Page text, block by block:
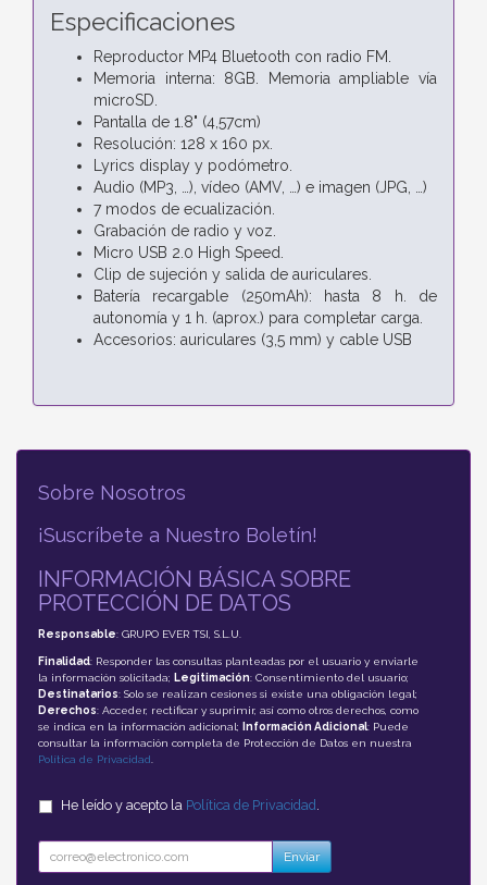
Especificaciones
Reproductor MP4 Bluetooth con radio FM.
Memoria interna: 8GB. Memoria ampliable vía
microSD.
Pantalla de 1.8" (4,57cm)
Resolución: 128 x 160 px.
Lyrics display y podómetro.
Audio (MP3, …), vídeo (AMV, …) e imagen (JPG, …)
7 modos de ecualización.
Grabación de radio y voz.
Micro USB 2.0 High Speed.
Clip de sujeción y salida de auriculares.
Batería recargable (250mAh): hasta 8 h. de
autonomía y 1 h. (aprox.) para completar carga.
Accesorios: auriculares (3,5 mm) y cable USB
Sobre Nosotros
¡Suscríbete a Nuestro Boletín!
INFORMACIÓN BÁSICA SOBRE
PROTECCIÓN DE DATOS
Responsable: GRUPO EVER TSI, S.L.U.
Finalidad: Responder las consultas planteadas por el usuario y enviarle
la información solicitada; Legitimación: Consentimiento del usuario;
Destinatarios: Solo se realizan cesiones si existe una obligación legal;
Derechos: Acceder, rectificar y suprimir, así como otros derechos, como
se indica en la información adicional;
Información Adicional: Puede
consultar la información completa de Protección de Datos en nuestra
Política de Privacidad
He leído y acepto la Política de Privacidad
Enviar